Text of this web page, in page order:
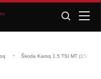
Škoda Karoq 1.5 TSI MT (150